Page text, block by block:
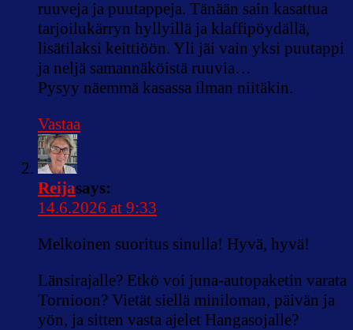
ruuveja ja puutappeja. Tänään sain kasattua
tarjoilukärryn hyllyillä ja klaffipöydällä,
lisätilaksi keittiöön. Yli jäi vain yksi puutappi
ja neljä samannäköistä ruuvia…
Pysyy näemmä kasassa ilman niitäkin.
Vastaa
Reijasays:
14.6.2026 at 9:33
Melkoinen suoritus sinulla! Hyvä, hyvä!
Länsirajalle? Etkö voi juna-autopaketin varata
Tornioon? Vietät siellä miniloman, päivän ja
yön, ja sitten vasta ajelet Hangasojalle?